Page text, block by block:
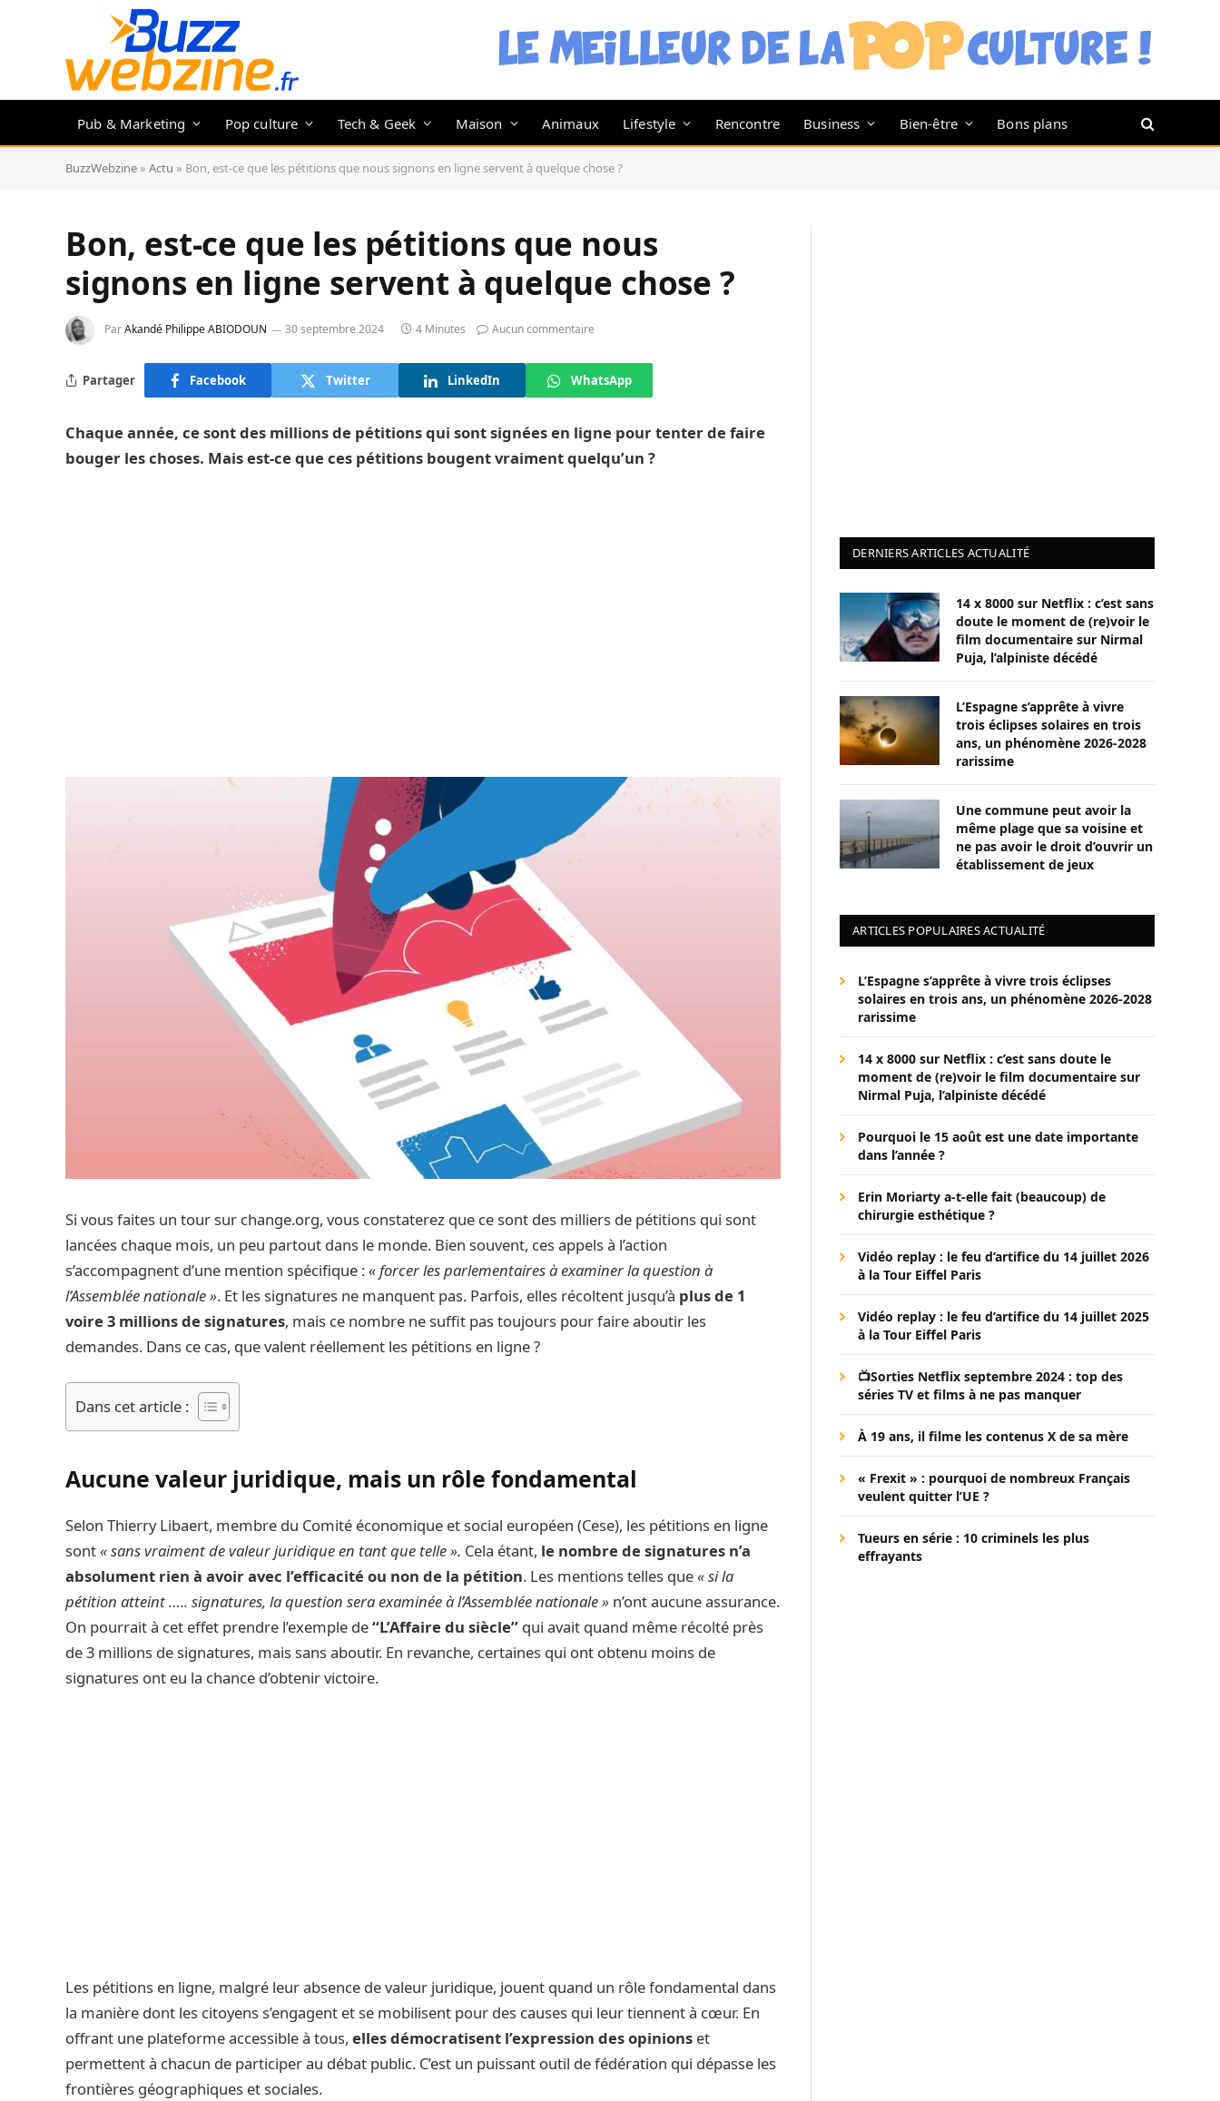
Pub & Marketing Pop culture Tech & Geek Maison Animaux Lifestyle Rencontre Business Bien-être Bons plans
BuzzWebzine » Actu » Bon, est-ce que les pétitions que nous signons en ligne servent à quelque chose ?
Bon, est-ce que les pétitions que nous
signons en ligne servent à quelque chose ?
ParAkandé Philippe ABIODOUN 30 septembre 2024 4 Minutes Aucun commentaire
Partager Facebook Twitter LinkedIn WhatsApp
Chaque année, ce sont des millions de pétitions qui sont signées en ligne pour tenter de faire
bouger les choses. Mais est-ce que ces pétitions bougent vraiment quelqu’un ?
Si vous faites un tour sur change.org, vous constaterez que ce sont des milliers de pétitions qui sont
lancées chaque mois, un peu partout dans le monde. Bien souvent, ces appels à l’action
s’accompagnent d’une mention spécifique :« forcer les parlementaires à examiner la question à
l’Assemblée nationale ». Et les signatures ne manquent pas. Parfois, elles récoltent jusqu’à plus de 1
voire 3 millions de signatures, mais ce nombre ne suffit pas toujours pour faire aboutir les
demandes. Dans ce cas, que valent réellement les pétitions en ligne ?
Dans cet article :
Aucune valeur juridique, mais un rôle fondamental
Selon Thierry Libaert, membre du Comité économique et social européen (Cese), les pétitions en ligne
sont« sans vraiment de valeur juridique en tant que telle ». Cela étant, le nombre de signatures n’a
absolument rien à avoir avec l’efficacité ou non de la pétition. Les mentions telles que« si la
pétition atteint ….. signatures, la question sera examinée à l’Assemblée nationale » n’ont aucune assurance.
On pourrait à cet effet prendre l’exemple de‘‘L’Affaire du siècle’’ qui avait quand même récolté près
de 3 millions de signatures, mais sans aboutir. En revanche, certaines qui ont obtenu moins de
signatures ont eu la chance d’obtenir victoire.
Les pétitions en ligne, malgré leur absence de valeur juridique, jouent quand un rôle fondamental dans
la manière dont les citoyens s’engagent et se mobilisent pour des causes qui leur tiennent à cœur. En
offrant une plateforme accessible à tous, elles démocratisent l’expression des opinions et
permettent à chacun de participer au débat public. C’est un puissant outil de fédération qui dépasse les
frontières géographiques et sociales.
DERNIERS ARTICLES ACTUALITÉ
14 x 8000 sur Netflix : c’est sans
doute le moment de (re)voir le
film documentaire sur Nirmal
Puja, l’alpiniste décédé
L’Espagne s’apprête à vivre
trois éclipses solaires en trois
ans, un phénomène 2026-2028
rarissime
Une commune peut avoir la
même plage que sa voisine et
ne pas avoir le droit d’ouvrir un
établissement de jeux
ARTICLES POPULAIRES ACTUALITÉ
L’Espagne s’apprête à vivre trois éclipses
solaires en trois ans, un phénomène 2026-2028
rarissime
14 x 8000 sur Netflix : c’est sans doute le
moment de (re)voir le film documentaire sur
Nirmal Puja, l’alpiniste décédé
Pourquoi le 15 août est une date importante
dans l’année ?
Erin Moriarty a-t-elle fait (beaucoup) de
chirurgie esthétique ?
Vidéo replay : le feu d’artifice du 14 juillet 2026
à la Tour Eiffel Paris
Vidéo replay : le feu d’artifice du 14 juillet 2025
à la Tour Eiffel Paris
📺Sorties Netflix septembre 2024 : top des
séries TV et films à ne pas manquer
À 19 ans, il filme les contenus X de sa mère
« Frexit » : pourquoi de nombreux Français
veulent quitter l’UE ?
Tueurs en série : 10 criminels les plus
effrayants